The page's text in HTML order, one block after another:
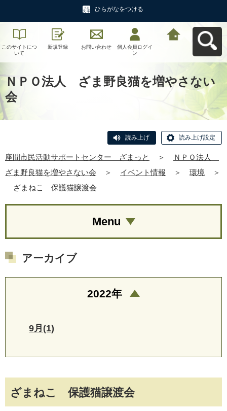
ひらがなをつける
このサイトにつ
いて
新規登録 お問い合わせ
個人会員ログイ
ン
ＮＰＯ法人 ざま野良猫を増やさない
会
読み上げ 読み上げ設定
座間市民活動サポートセンター ざまっと ＞
ＮＰＯ法人
ざま野良猫を増やさない会
＞ イベント情報 ＞ 環境
＞
ざまねこ 保護猫譲渡会
ざまねこ 保護猫譲渡会
Menu
アーカイブ
2022年
9月(1)